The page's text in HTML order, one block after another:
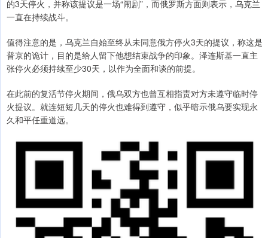
的3天停火，并称该提议是一场“闹剧”，而俄罗斯方面则表示，乌克兰
一直在持续战斗。
值得注意的是，乌克兰自始至终从未同意俄方停火3天的提议，称这是
普京的诡计，目的是给人留下他想结束战争的印象。泽连斯基一直主
张停火必须持续至少30天，以作为全面和谈的前提。
在此前的复活节停火期间，俄乌双方也曾互相指责对方未遵守临时停
火提议。就连短短几天的停火也难得到遵守，似乎暗示俄乌要实现永
久和平任重道远。